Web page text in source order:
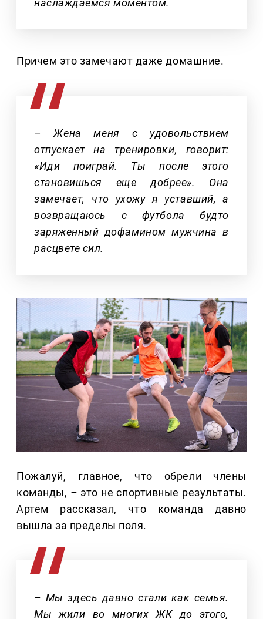
Причем это замечают даже домашние.
– Жена меня с удовольствием
отпускает на тренировки, говорит:
«Иди поиграй. Ты после этого
становишься еще добрее». Она
замечает, что ухожу я уставший, а
возвращаюсь с футбола будто
заряженный дофамином мужчина в
расцвете сил.
Пожалуй, главное, что обрели члены
команды, – это не спортивные результаты.
Артем рассказал, что команда давно
вышла за пределы поля.
– Мы здесь давно стали как семья.
Мы жили во многих ЖК до этого,